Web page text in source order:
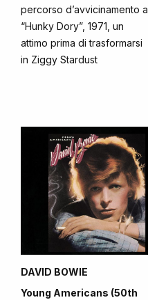
percorso d’avvicinamento a
“Hunky Dory”, 1971, un
attimo prima di trasformarsi
in Ziggy Stardust
DAVID BOWIE
Young Americans (50th